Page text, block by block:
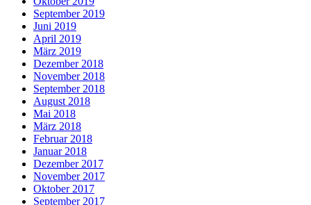
September 2019
Juni 2019
April 2019
März 2019
Dezember 2018
November 2018
September 2018
August 2018
Mai 2018
März 2018
Februar 2018
Januar 2018
Dezember 2017
November 2017
Oktober 2017
September 2017